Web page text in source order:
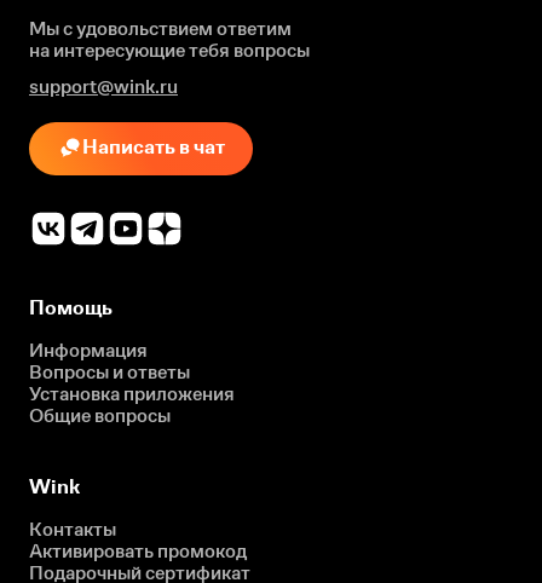
Мы с удовольствием ответим
на интересующиетебя вопросы
support@wink.ru
Написать в чат
Помощь
Информация
Вопросы и ответы
Установка приложения
Общие вопросы
Wink
Контакты
Активировать промокод
Подарочный сертификат